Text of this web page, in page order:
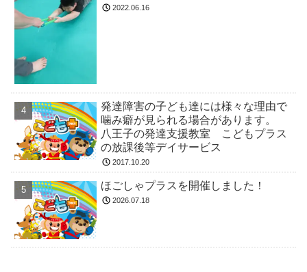
2022.06.16
発達障害の子ども達には様々な理由で
噛み癖が見られる場合があります。
八王子の発達支援教室 こどもプラス
の放課後等デイサービス
2017.10.20
ほごしゃプラスを開催しました！
2026.07.18